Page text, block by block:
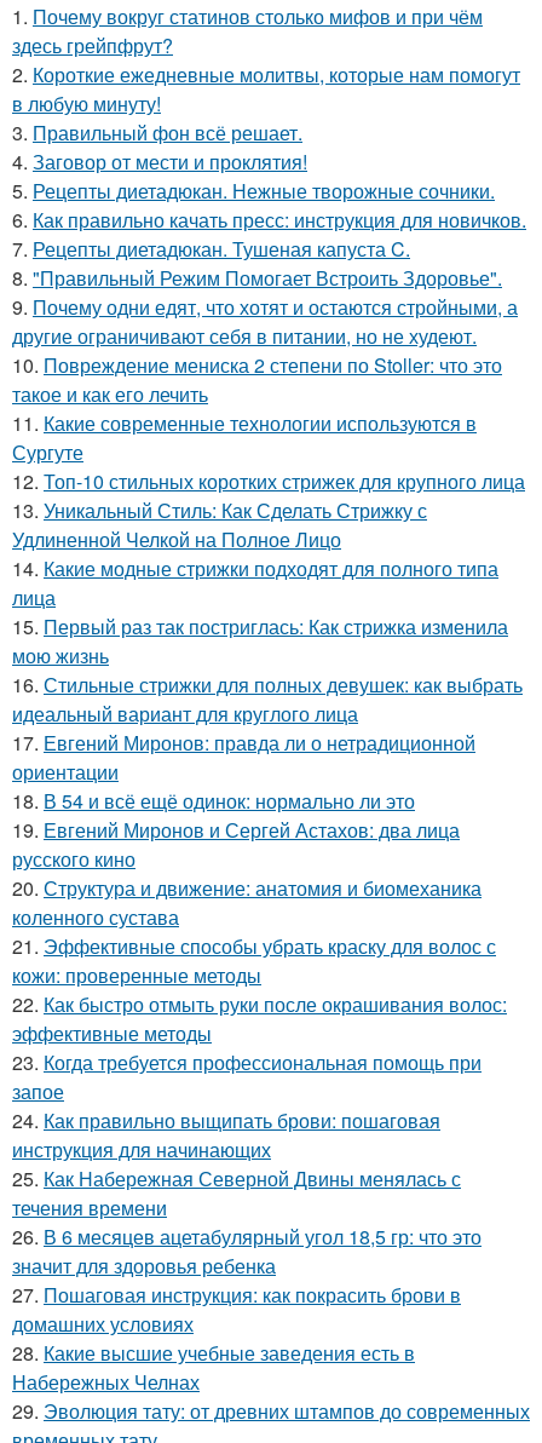
1. Почему вокруг статинов столько мифов и при чём
здесь грейпфрут?
2. Короткие ежедневные молитвы, которые нам помогут
в любую минуту!
3. Правильный фон всё решает.
4. Заговор от мести и проклятия!
5. Рецепты диетадюкан. Нежные творожные сочники.
6. Как правильно качать пресс: инструкция для новичков.
7. Рецепты диетадюкан. Тушеная капуста C.
8. "Правильный Режим Помогает Встроить Здоровье".
9. Почему одни едят, что хотят и остаются стройными, а
другие ограничивают себя в питании, но не худеют.
10. Повреждение мениска 2 степени по Stoller: что это
такое и как его лечить
11. Какие современные технологии используются в
Сургуте
12. Топ-10 стильных коротких стрижек для крупного лица
13. Уникальный Стиль: Как Сделать Стрижку с
Удлиненной Челкой на Полное Лицо
14. Какие модные стрижки подходят для полного типа
лица
15. Первый раз так постриглась: Как стрижка изменила
мою жизнь
16. Стильные стрижки для полных девушек: как выбрать
идеальный вариант для круглого лица
17. Евгений Миронов: правда ли о нетрадиционной
ориентации
18. В 54 и всё ещё одинок: нормально ли это
19. Евгений Миронов и Сергей Астахов: два лица
русского кино
20. Структура и движение: анатомия и биомеханика
коленного сустава
21. Эффективные способы убрать краску для волос с
кожи: проверенные методы
22. Как быстро отмыть руки после окрашивания волос:
эффективные методы
23. Когда требуется профессиональная помощь при
запое
24. Как правильно выщипать брови: пошаговая
инструкция для начинающих
25. Как Набережная Северной Двины менялась с
течения времени
26. В 6 месяцев ацетабулярный угол 18,5 гр: что это
значит для здоровья ребенка
27. Пошаговая инструкция: как покрасить брови в
домашних условиях
28. Какие высшие учебные заведения есть в
Набережных Челнах
29. Эволюция тату: от древних штампов до современных